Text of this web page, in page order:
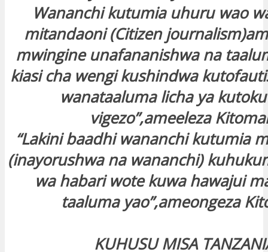
Wananchi kutumia uhuru wao
mitandaoni (Citizen
mwingine unafananishwa na
kiasi cha wengi kushindwa
wanataaluma licha ya
vigezo”,ameeleza
“Lakini baadhi wananchi kutumia
(inayorushwa na wananchi)
wa habari wote kuwa hawajui
taaluma yao”,ameongeza
KUHUSU MISA